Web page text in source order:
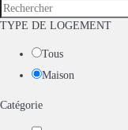
TYPE DE LOGEMENT
Tous
Maison
Catégorie